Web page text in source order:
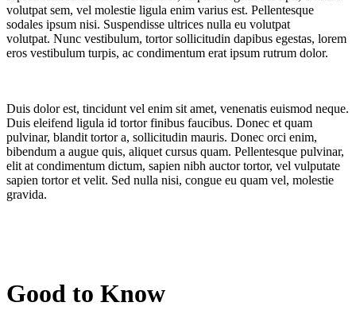
volutpat sem, vel molestie ligula enim varius est. Pellentesque
sodales ipsum nisi. Suspendisse ultrices nulla eu volutpat
volutpat. Nunc vestibulum, tortor sollicitudin dapibus egestas, lorem
eros vestibulum turpis, ac condimentum erat ipsum rutrum dolor.
Duis dolor est, tincidunt vel enim sit amet, venenatis euismod neque.
Duis eleifend ligula id tortor finibus faucibus. Donec et quam
pulvinar, blandit tortor a, sollicitudin mauris. Donec orci enim,
bibendum a augue quis, aliquet cursus quam. Pellentesque pulvinar,
elit at condimentum dictum, sapien nibh auctor tortor, vel vulputate
sapien tortor et velit. Sed nulla nisi, congue eu quam vel, molestie
gravida.
Good to Know